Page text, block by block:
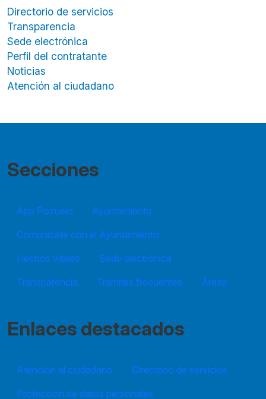
Directorio de servicios
Transparencia
Sede electrónica
Perfil del contratante
Noticias
Atención al ciudadano
Secciones
App Pozuelo
Ayuntamiento
Comunícate con el Ayuntamiento
Hechos vitales
Sede electrónica
Transparencia
Trámites frecuentes Áreas
Enlaces destacados
Atención al ciudadano
Directorio de servicios
Protección de datos personales